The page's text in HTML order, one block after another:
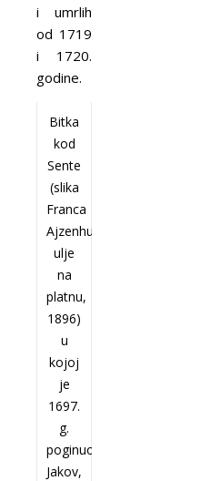
i umrlih
od 1719
i 1720.
godine.
Bitka
kod
Sente
(slika
Franca
Ajzenhuta,
ulje
na
platnu,
1896)
u
kojoj
je
1697.
g.
poginuo
Jakov,